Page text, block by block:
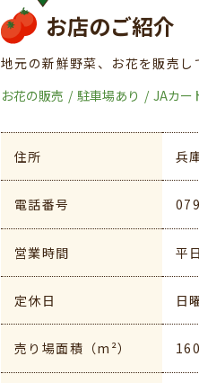
お店のご紹介
地元の新鮮野菜、お花を販売し
お花の販売
駐車場あり JAカー
住所 兵
電話番号
営業時間 平
定休日 日
売り場面積（m²）